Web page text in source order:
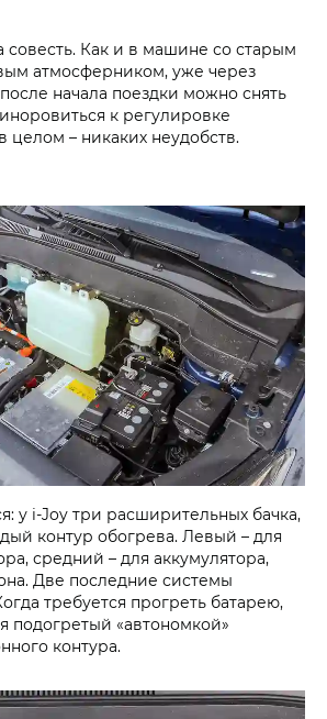
совесть. Как и в машине со старым
атмосферником, уже через
начала поездки можно снять
к регулировке
целом – никаких неудобств.
у i‑Joy три расширительных бачка,
контур обогрева. Левый – для
средний – для аккумулятора,
Две последние системы
требуется прогреть батарею,
подогретый «автономкой»
контура.